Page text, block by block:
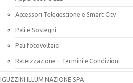
Accessori Telegestione e Smart City
Pali e Sostegni
Pali fotovoltaici
Rateizzazione – Termini e Condizioni
IGUZZINI ILLUMINAZIONE SPA